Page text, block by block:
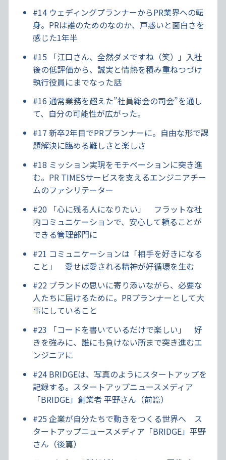
#14 ウェディングプランナーからPR業界への転
身。PRは誰のためのなのか、戸惑いと面白さを
感じた1年半
#15 「江口さん、全然ダメですね（笑）」入社
後の低評価から、誠実と情熱を積み重ねつづけ
執行役員にまでなった話
#16 通常業務を超えた”社員総会の司会”を通し
て、自分の可能性が広がった。
#17 新卒2年目でPRプランナーに。自由な形で課
題解決に臨める難しさと楽しさ
#18 ミッション実現をモチベーションに突き進
む。PR TIMESサービスを支えるエンジニアチー
ムのファシリテーター
#20 「心に残る人になりたい」 フラットな社
内コミュニケーションで、安心して頼ることが
できる管理部門に
#21 コミュニケーションは「相手を好きになる
こと」 愛せば愛される精神が好循環を生む
#22 ブランドの思いに寄り添いながら、必要な
人たちに届けるために。PRプランナーとして大
事にしていること
#23 「コードを書いているだけで楽しい」 好
きを強みに、誰にも負けない所まで突き進むエ
ンジニアに
#24 BRIDGEは、写真のようにスタートアップを
記録する。スタートアップニュースメディア
「BRIDGE」創業者 平野さん（前篇）
#25 企業が自分たちで動きをつくる世界へ ス
タートアップニュースメディア「BRIDGE」平野
さん（後篇）